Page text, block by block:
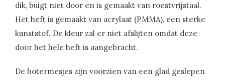
dik, buigt niet door en is gemaakt van roestvrijstaal.
Het heft is gemaakt van acrylaat (PMMA), een sterke
kunststof. De kleur zal er niet afslijten omdat deze
door het hele heft is aangebracht.
De botermesjes zijn voorzien van een glad geslepen